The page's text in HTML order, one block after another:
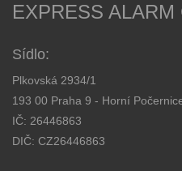
EXPRESS ALARM
Sídlo:
Plkovská 2934/1
193 00 Praha 9 - Horní
IČ: 26446863
DIČ: CZ26446863